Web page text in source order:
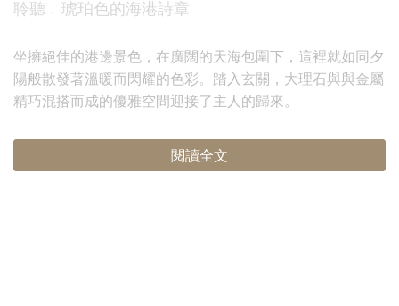
聆聽﹒琥珀色的海港詩章
坐擁絕佳的港邊景色，在廣闊的天海包圍下，這裡就如同夕
陽般散發著溫暖而閃耀的色彩。踏入玄關，大理石與與金屬
精巧混搭而成的優雅空間迎接了主人的歸來。
閱讀全文